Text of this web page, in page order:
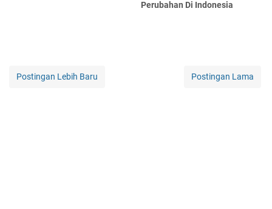
Perubahan Di Indonesia
Postingan Lebih Baru Postingan Lama